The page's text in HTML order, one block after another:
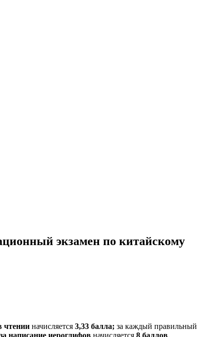
экзамен по китайскому
чтении начисляется 3,33 балла; за каждый правильный